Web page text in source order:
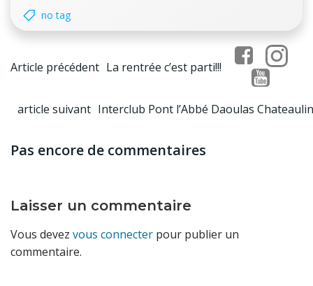
no tag
Post
navigation
Article précédent La rentrée c’est parti!!!
Post
navigation
article suivant Interclub Pont l’Abbé Daoulas Chateaulin
Pas encore de commentaires
Laisser un commentaire
Vous devez vous connecter pour publier un
commentaire.